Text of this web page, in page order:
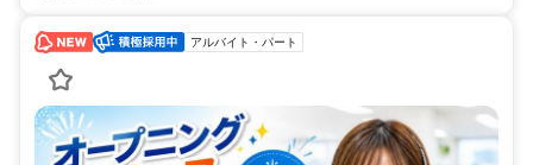
アルバイト・パート